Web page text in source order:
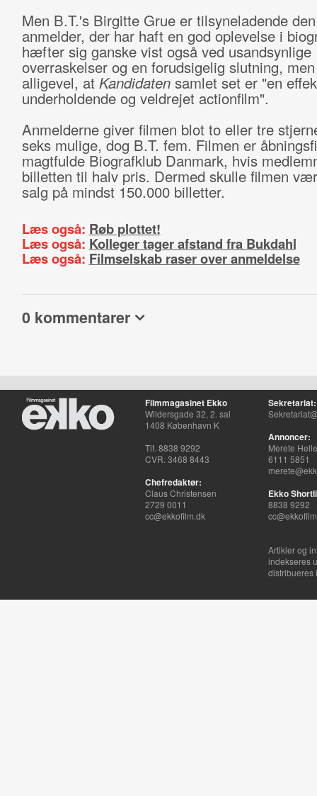
Men B.T.'s Birgitte Grue er tilsyneladende
anmelder, der har haft en god oplevelse i
hæfter sig ganske vist også ved usandsynlige
overraskelser og en forudsigelig slutning,
alligevel, at Kandidatensamlet set er "en
underholdende og veldrejet actionfilm".
Anmelderne giver filmen blot to eller tre
seks mulige, dog B.T. fem. Filmen er
magtfulde Biografklub Danmark, hvis
billetten til halv pris. Dermed skulle filmen
salg på mindst 150.000 billetter.
Læs også: Røb plottet!
Læs også: Kolleger tager afstand fra Bukdahl
Læs også: Filmselskab raser over anmeldelse
0 kommentarer
Filmmagasinet Ekko
Wildersgade 32, 2. sal
1408 København K
Tlf. 8838 9292
CVR. 3468 8443
Chefredaktør:
Claus Christensen
2729 0011
cc@ekkofilm.dk
Sekretariat:
Annoncer:
Merete
6111 5851
Ekko
8838 9292
Artikler og
indekseres
distribueres